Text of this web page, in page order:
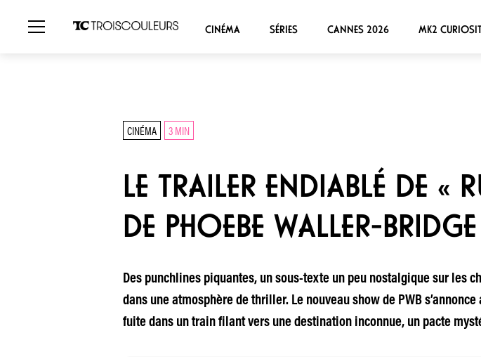
CINÉMA SÉRIES CANNES 2026 MK2
CINÉMA 3 MIN
LE TRAILER ENDIABLÉ DE «
DE PHOEBE WALLER-
Des punchlines piquantes, un sous-texte un peu nostalgique sur les
dans une atmosphère de thriller. Le nouveau show de PWB
fuite dans un train filant vers une destination inconnue, un pacte